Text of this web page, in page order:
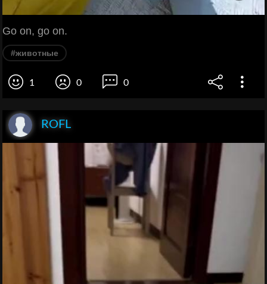
Go on, go on.
#животные
1 0 0
ROFL